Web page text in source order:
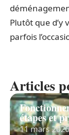
Plutôt que
parfois
Articles
étapes et
11 mars 2026